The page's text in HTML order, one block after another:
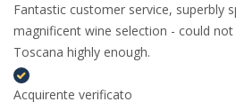
Fantastic customer service, superbly
magnificent wine selection - could
Toscana highly enough.
Acquirente verificato